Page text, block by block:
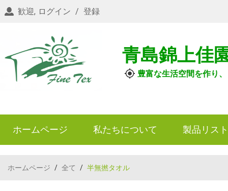
歓迎, ログイン / 登録
青島錦上佳
豊富な生活空間を作り
ホームページ 私たちについて 製品リスト
ホームページ / 全て / 半無撚タオル